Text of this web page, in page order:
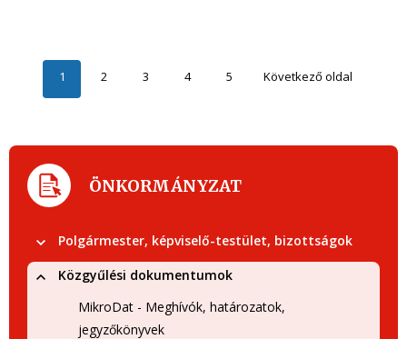
1 2 3 4 5 Következő oldal
ÖNKORMÁNYZAT
Polgármester, képviselő-testület, bizottságok
Közgyűlési dokumentumok
MikroDat - Meghívók, határozatok,
jegyzőkönyvek